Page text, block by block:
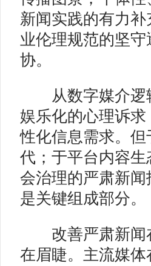
新闻实践的有力
业伦理规范的坚
协。
从数字媒介逻
娱乐化的心理诉
性化信息需求。
代；于平台内容
会治理的严肃新
是关键组成部分。
改善严肃新闻
在眉睫。主流媒